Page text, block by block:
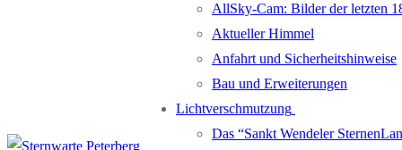
AllSky-Cam: Bilder der letzten
Aktueller Himmel
Anfahrt und Sicherheitshinweise
Bau und Erweiterungen
Lichtverschmutzung
Das “Sankt Wendeler